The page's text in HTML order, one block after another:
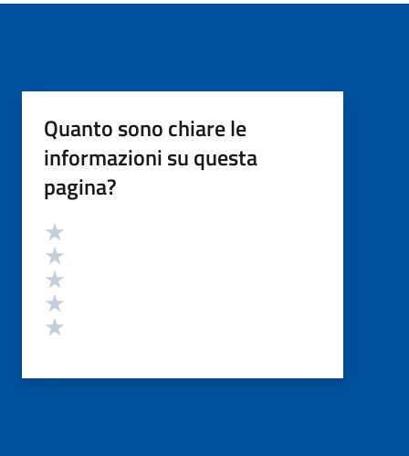
Quanto sono chiare le
informazioni su questa
pagina?
Valutazione